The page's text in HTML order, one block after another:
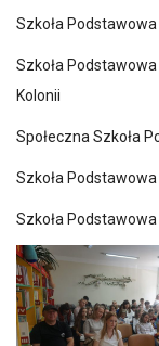
Szkoła
Szkoła
Kolonii
Społeczna Szkoła
Szkoła
Szkoła